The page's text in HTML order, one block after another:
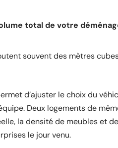
total de votre
souvent des mètres
d’ajuster le choix du
Deux logements de
la densité de meubles et
le jour venu.